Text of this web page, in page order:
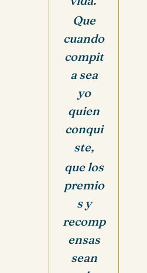
Que
cuando
compit
a sea
yo
quien
conqui
ste,
que los
premio
s y
recomp
ensas
sean